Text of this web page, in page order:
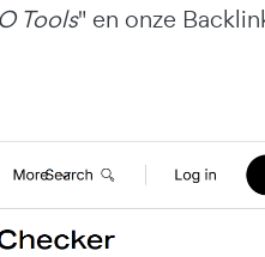
Tools" en onze